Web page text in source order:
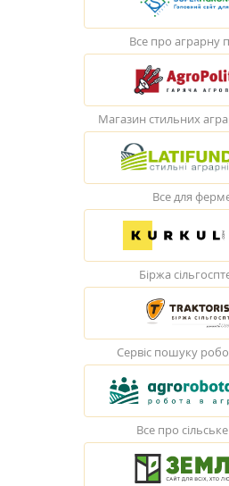
Все про аграрну
Магазин стильних
Все для
Біржа
Сервіс пошуку
Все про